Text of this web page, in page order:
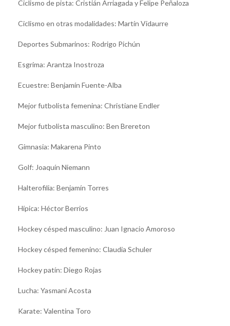
Ciclismo de pista: Cristián Arriagada y Felipe Peñaloza
Ciclismo en otras modalidades: Martín Vidaurre
Deportes Submarinos: Rodrigo Pichún
Esgrima: Arantza Inostroza
Ecuestre: Benjamín Fuente-Alba
Mejor futbolista femenina: Christiane Endler
Mejor futbolista masculino: Ben Brereton
Gimnasia: Makarena Pinto
Golf: Joaquín Niemann
Halterofilia: Benjamín Torres
Hípica: Héctor Berrios
Hockey césped masculino: Juan Ignacio Amoroso
Hockey césped femenino: Claudia Schuler
Hockey patín: Diego Rojas
Lucha: Yasmani Acosta
Karate: Valentina Toro